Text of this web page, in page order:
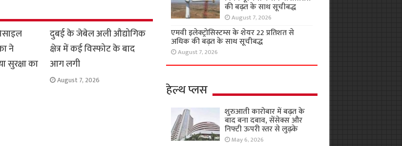
ने
सुरक्षा का
दुबई के जेबेल अली औद्योगिक
क्षेत्र में कई विस्फोट के बाद
आग लगी
August 7, 2026
की बढ़त के साथ सूचीबद्ध
August 7, 2026
एमवी इलेक्ट्रोसिस्टम्स के शेयर 22 प्रतिशत से
अधिक की बढ़त के साथ सूचीबद्ध
August 7, 2026
हेल्थ प्लस
शुरुआती कारोबार में बढ़त के
बाद बना दबाव, सेंसेक्स और
निफ्टी ऊपरी स्तर से लुढ़के
May 6, 2026